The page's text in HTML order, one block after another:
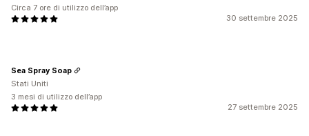
30 settembre 2025
Circa 7 ore di utilizzo dell’app
27 settembre 2025
Sea Spray Soap
Stati Uniti
3 mesi di utilizzo dell’app